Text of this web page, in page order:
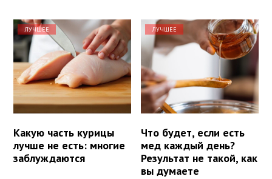
ЛУЧШЕЕ
Какую часть курицы
лучше не есть: многие
заблуждаются
ЛУЧШЕЕ
Что будет, если есть
мед каждый день?
Результат не такой, как
вы думаете